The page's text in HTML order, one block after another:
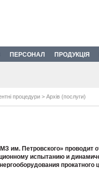
ПЕРСОНАЛ ПРОДУКЦІЯ
процедури > Архів (послуги)
им. Петровского» проводит
испытанию и